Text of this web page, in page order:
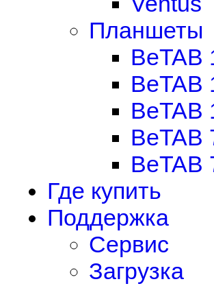
Планшеты
BeTAB
BeTAB
BeTAB
BeTAB
BeTAB
Где купить
Поддержка
Сервис
Загрузка